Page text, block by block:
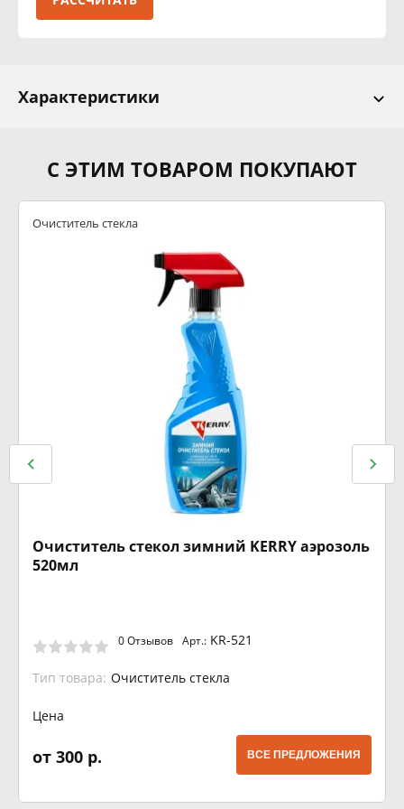
Характеристики
С ЭТИМ ТОВАРОМ ПОКУПАЮТ
Очиститель стекла
Очиститель стекол зимний KERRY аэрозоль
520мл
0 Отзывов Арт.: KR-521
Тип товара: Очиститель стекла
Цена
от 300 р. ВСЕ ПРЕДЛОЖЕНИЯ